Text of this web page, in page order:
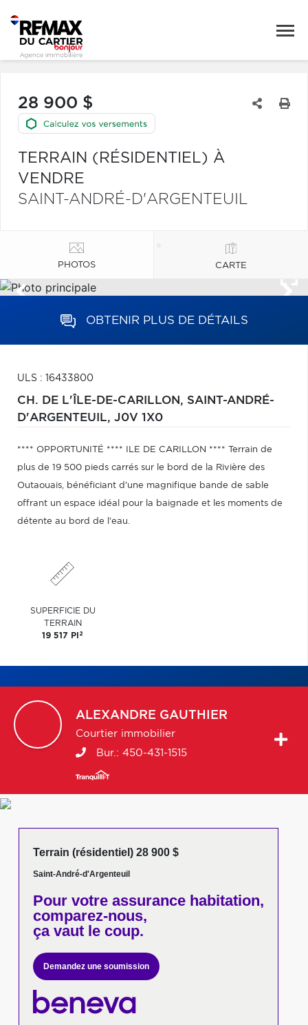
28 900 $
TERRAIN (RÉSIDENTIEL) À
VENDRE
SAINT-ANDRÉ-D'ARGENTEUIL
PHOTOS CARTE
OBTENIR PLUS DE DÉTAILS
ULS : 16433800
CH. DE L'ÎLE-DE-CARILLON, SAINT-ANDRÉ-
D'ARGENTEUIL, J0V 1X0
**** OPPORTUNITÉ **** ILE DE CARILLON **** Terrain de
plus de 19 500 pieds carrés sur le bord de la Rivière des
Outaouais, bénéficiant d'une magnifique bande de sable
offrant un espace idéal pour la baignade et les moments de
détente au bord de l'eau.
SUPERFICIE DU
TERRAIN
19 517 PI 2
ALEXANDRE GAUTHIER
Courtier immobilier
Bur.: 450-431-1515
Terrain (résidentiel) 28 900 $
Saint-André-d'Argenteuil
Pour votreassurance habitation,
comparez-nous,
ça vaut le coup.
Demandez une soumission